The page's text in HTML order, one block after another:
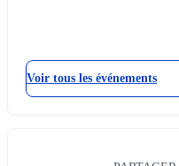
Voir tous les événements